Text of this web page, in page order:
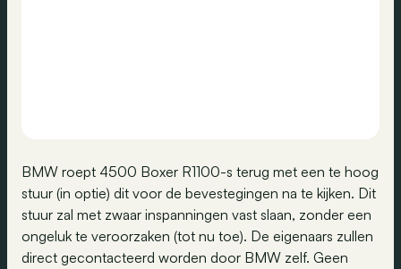
BMW roept 4500 Boxer R1100-s terug met een te hoog
stuur (in optie) dit voor de bevestegingen na te kijken. Dit
stuur zal met zwaar inspanningen vast slaan, zonder een
ongeluk te veroorzaken (tot nu toe). De eigenaars zullen
direct gecontacteerd worden door BMW zelf. Geen